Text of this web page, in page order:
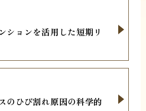
ションを活用した短期リ
のひび割れ原因の科学的